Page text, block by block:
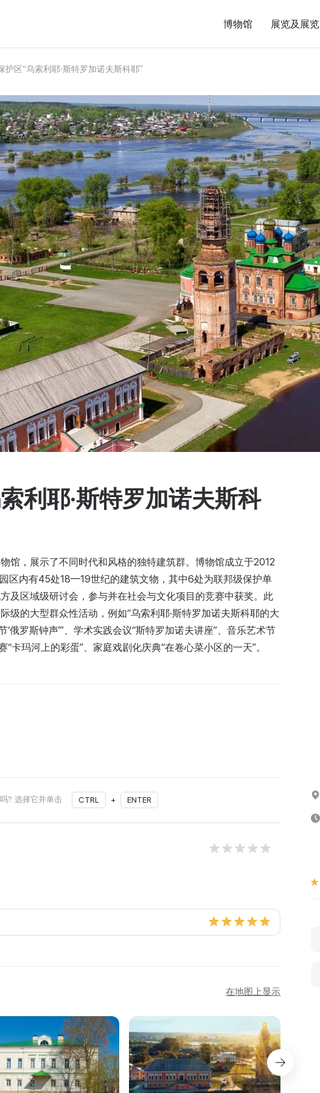
博物馆 展览及展览
区“乌索利耶·斯特罗加诺夫斯科耶”
利耶·斯特罗加诺夫斯科
馆，展示了不同时代和风格的独特建筑群。博物馆成立于2012
区内有45处18—19世纪的建筑文物，其中6处为联邦级保护单
及区域级研讨会，参与并在社会与文化项目的竞赛中获奖。此
级的大型群众性活动，例如“乌索利耶·斯特罗加诺夫斯科耶的大
俄罗斯钟声’”、学术实践会议“斯特罗加诺夫讲座”、音乐艺术节
卡玛河上的彩蛋”、家庭戏剧化庆典“在卷心菜小区的一天”。
? 选择它并单击 CTRL + ENTER
在地图上显示